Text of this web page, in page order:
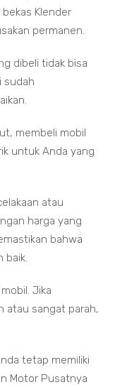
Klender
permanen.
dibeli tidak bisa
sudah
membeli mobil
untuk Anda yang
atau
harga yang
bahwa
baik.
Jika
atau sangat parah,
tetap memiliki
Motor Pusatnya